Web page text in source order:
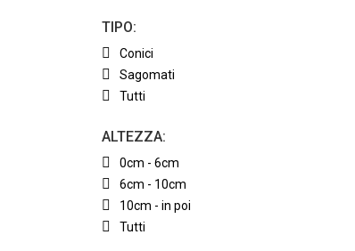
TIPO:
Conici
Sagomati
Tutti
ALTEZZA:
0cm - 6cm
6cm - 10cm
10cm - in poi
Tutti